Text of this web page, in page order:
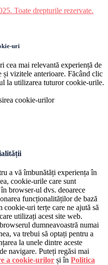
Toate drepturile rezervate.
uri
cea mai relevantă experiență de
vizitele anterioare. Făcând clic
la utilizarea tuturor cookie-urile.
cookie-urilor
a vă îmbunătăți experiența în
cookie-urile care sunt
browser-ul dvs. deoarece
funcționalităților de bază
cookie-uri terțe care ne ajută să
utilizați acest site web.
dumneavoastră numai
va trebui să optați pentru a
la unele dintre aceste
navigare. Puteți regăsi mai
a cookie-urilor și în Politica